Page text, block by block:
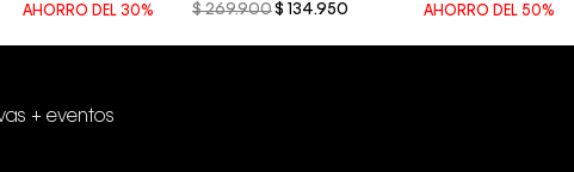
AHORRO DEL 30% $ 269.900$ 134.950 AHORRO DEL 50%
+ eventos